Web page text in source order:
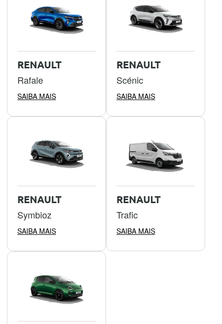
RENAULT
Rafale
SAIBA MAIS
RENAULT
Scénic
SAIBA MAIS
RENAULT
Symbioz
SAIBA MAIS
RENAULT
Trafic
SAIBA MAIS